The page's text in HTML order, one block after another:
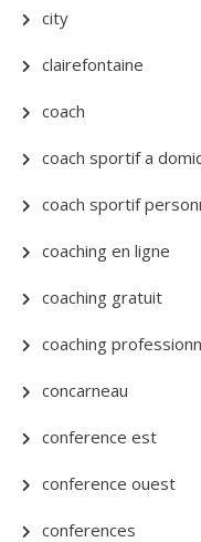
city
clairefontaine
coach
coach sportif a
coach sportif
coaching en ligne
coaching gratuit
coaching
concarneau
conference est
conference ouest
conferences